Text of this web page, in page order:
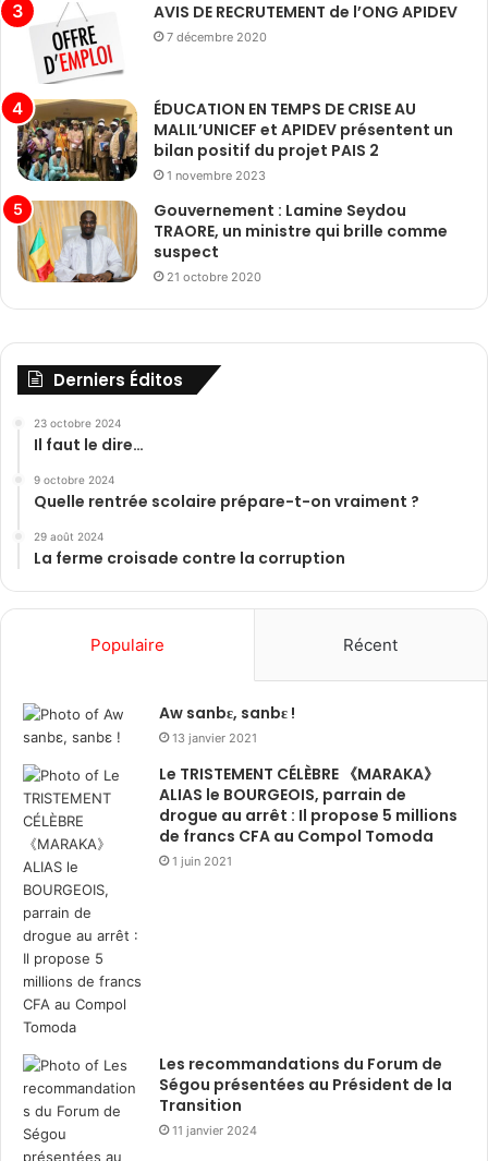
AVIS DE RECRUTEMENT de l’ONG APIDEV
7 décembre 2020
ÉDUCATION EN TEMPS DE CRISE AU
MALIL’UNICEF et APIDEV présentent un
bilan positif du projet PAIS 2
1 novembre 2023
Gouvernement : Lamine Seydou
TRAORE, un ministre qui brille comme
suspect
21 octobre 2020
Derniers Éditos
23 octobre 2024
Il faut le dire…
9 octobre 2024
Quelle rentrée scolaire prépare-t-on vraiment ?
29 août 2024
La ferme croisade contre la corruption
Populaire Récent
Aw sanbɛ, sanbɛ !
13 janvier 2021
Le TRISTEMENT CÉLÈBRE 《MARAKA》
ALIAS le BOURGEOIS, parrain de
drogue au arrêt : Il propose 5 millions
de francs CFA au Compol Tomoda
1 juin 2021
Les recommandations du Forum de
Ségou présentées au Président de la
Transition
11 janvier 2024